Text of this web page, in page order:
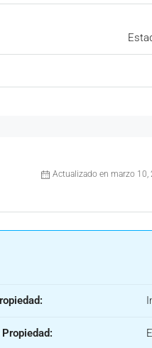
Actualizado en marzo 10,